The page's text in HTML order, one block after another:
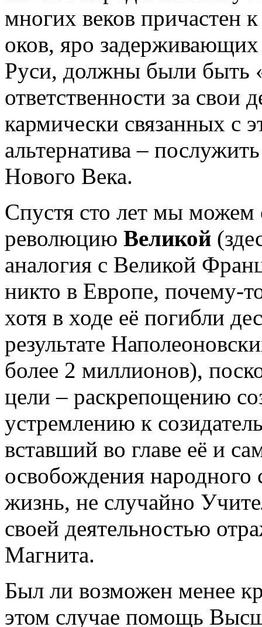
многих веков причастен
оков, яро
Руси, должны были быть
ответственности за свои
кармически связанных с
альтернатива –
Нового Века.
Спустя сто лет мы
революцию Великой
аналогия с Великой
никто в Европе, почему-
хотя в ходе её погибли
результате
более 2 миллионов),
цели – раскрепощению
устремлению к
вставший во главе её и
освобождения народного
жизнь, не случайно
своей деятельностью
Магнита.
Был ли возможен менее
этом случае помощь